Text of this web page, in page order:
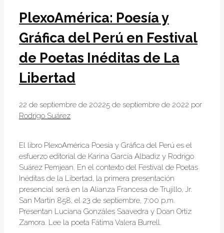
PlexoAmérica: Poesía y
Gráfica del Perú en Festival
de Poetas Inéditas de La
Libertad
22 de septiembre de 20225 de septiembre de 2022 por
Rodrigo Suárez
El libro PlexoAmérica Poesía y Gráfica del Perú es el
esfuerzo editorial de Karina García Albadiz y Rodrigo
Suárez Pemjean. En el contexto del Festival de Poetas
Inéditas de la Libertad, la primera presentación
presencial será en la Alianza Francesa de Trujillo, Jr.
San Martín 858, el 23 de septiembre, 7:00 p.m.
Presentan Luciana Gonzáles Saavedra y Doan Ortiz
Zamora. Lee la poeta Fátima Valera Burrell.